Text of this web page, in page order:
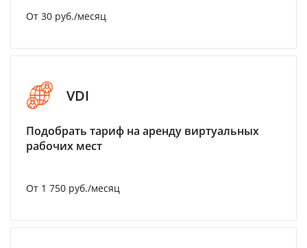
От 30 руб./месяц
VDI
Подобрать тариф на аренду виртуальных
рабочих мест
От 1 750 руб./месяц